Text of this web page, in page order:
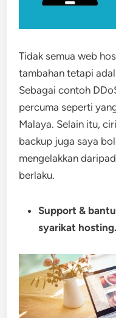
Tidak semua web
tambahan tetapi
Sebagai contoh
percuma seperti
Malaya. Selain itu,
backup juga saya
mengelakkan
berlaku.
Support &
syarikat hosting.